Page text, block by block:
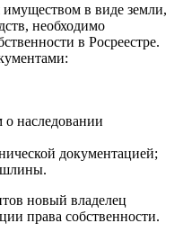
в виде земли,
необходимо
в Росреестре.
о наследовании
документацией;
новый владелец
права собственности.